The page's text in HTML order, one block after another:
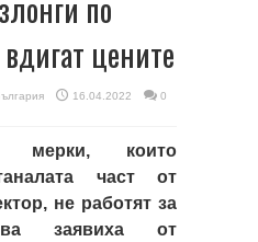
цените
16.04.2022
0
мерки, които
част от
не работят за
заявиха от